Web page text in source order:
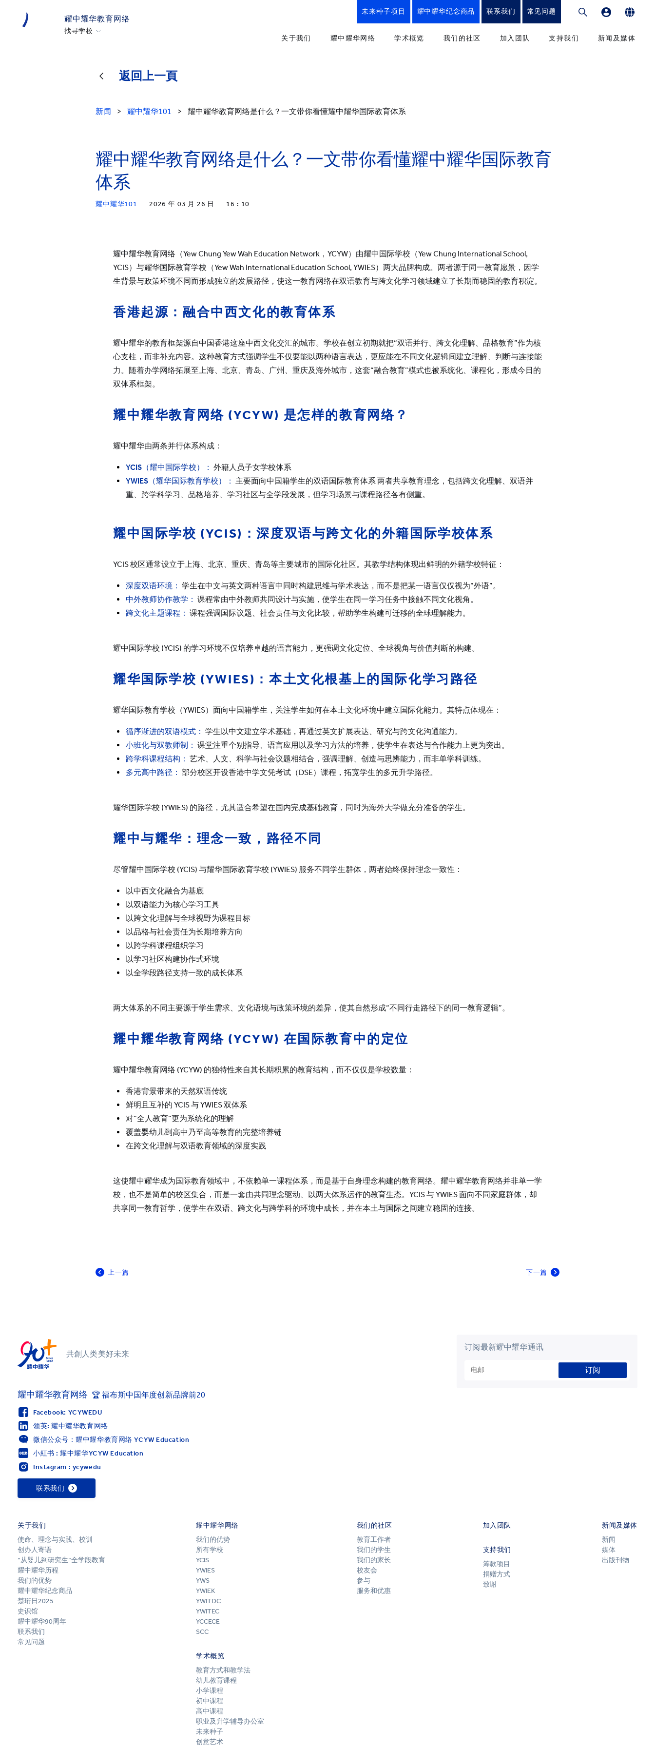
耀中耀华教育网络
找寻学校
美国硅谷耀中
耀中北京亦庄
上海耀中
北京亦庄耀华
广州耀华
重庆福地耀华幼儿园
上海碧云耀华幼儿园
上海临港耀华幼儿园
上海耀华婴幼儿探索中心
萨默塞特文化中心
所有耀中耀华学校
未来种子项目 耀中耀华纪念商品 联系我们 常见问题
关于我们
耀中耀华纪念商品
耀中耀华网络
幼儿园
小学
YWS
YWITEC
YCCECE
学术概览
职业及升学辅导办公室
联络我们
我们的社区
服务和优惠
加入团队 支持我们
捐款到耀中幼教学院
新闻及媒体
返回上一頁
新闻 > 耀中耀华101 > 耀中耀华教育网络是什么？一文带你看懂耀中耀华国际教育体系
耀中耀华教育网络是什么？一文带你看懂耀中耀华国际教育
体系
耀中耀华101 2026 年 03 月 26 日 16 : 10
耀中耀华教育网络（Yew Chung Yew Wah Education Network，YCYW）由耀中国际学校（Yew Chung International School,
YCIS）与耀华国际教育学校（Yew Wah International Education School, YWIES）两大品牌构成。两者源于同一教育愿景，因学
生背景与政策环境不同而形成独立的发展路径，使这一教育网络在双语教育与跨文化学习领域建立了长期而稳固的教育积淀。
香港起源：融合中西文化的教育体系
耀中耀华的教育框架源自中国香港这座中西文化交汇的城市。学校在创立初期就把“双语并行、跨文化理解、品格教育”作为核
心支柱，而非补充内容。这种教育方式强调学生不仅要能以两种语言表达，更应能在不同文化逻辑间建立理解、判断与连接能
力。随着办学网络拓展至上海、北京、青岛、广州、重庆及海外城市，这套“融合教育”模式也被系统化、课程化，形成今日的
双体系框架。
耀中耀华教育网络 (YCYW) 是怎样的教育网络？
耀中耀华由两条并行体系构成：
YCIS（耀中国际学校）： 外籍人员子女学校体系
YWIES（耀华国际教育学校）： 主要面向中国籍学生的双语国际教育体系 两者共享教育理念，包括跨文化理解、双语并
重、跨学科学习、品格培养、学习社区与全学段发展，但学习场景与课程路径各有侧重。
耀中国际学校 (YCIS) ：深度双语与跨文化的外籍国际学校体系
YCIS 校区通常设立于上海、北京、重庆、青岛等主要城市的国际化社区。其教学结构体现出鲜明的外籍学校特征：
深度双语环境： 学生在中文与英文两种语言中同时构建思维与学术表达，而不是把某一语言仅仅视为“外语”。
中外教师协作教学： 课程常由中外教师共同设计与实施，使学生在同一学习任务中接触不同文化视角。
跨文化主题课程： 课程强调国际议题、社会责任与文化比较，帮助学生构建可迁移的全球理解能力。
耀中国际学校 (YCIS) 的学习环境不仅培养卓越的语言能力，更强调文化定位、全球视角与价值判断的构建。
耀华国际学校 (YWIES) ：本土文化根基上的国际化学习路径
耀华国际教育学校（YWIES）面向中国籍学生，关注学生如何在本土文化环境中建立国际化能力。其特点体现在：
循序渐进的双语模式： 学生以中文建立学术基础，再通过英文扩展表达、研究与跨文化沟通能力。
小班化与双教师制： 课堂注重个别指导、语言应用以及学习方法的培养，使学生在表达与合作能力上更为突出。
跨学科课程结构： 艺术、人文、科学与社会议题相结合，强调理解、创造与思辨能力，而非单学科训练。
多元高中路径： 部分校区开设香港中学文凭考试（DSE）课程，拓宽学生的多元升学路径。
耀华国际学校 (YWIES) 的路径，尤其适合希望在国内完成基础教育，同时为海外大学做充分准备的学生。
耀中与耀华：理念一致，路径不同
尽管耀中国际学校 (YCIS) 与耀华国际教育学校 (YWIES) 服务不同学生群体，两者始终保持理念一致性：
以中西文化融合为基底
以双语能力为核心学习工具
以跨文化理解与全球视野为课程目标
以品格与社会责任为长期培养方向
以跨学科课程组织学习
以学习社区构建协作式环境
以全学段路径支持一致的成长体系
两大体系的不同主要源于学生需求、文化语境与政策环境的差异，使其自然形成“不同行走路径下的同一教育逻辑”。
耀中耀华教育网络 (YCYW) 在国际教育中的定位
耀中耀华教育网络 (YCYW) 的独特性来自其长期积累的教育结构，而不仅仅是学校数量：
香港背景带来的天然双语传统
鲜明且互补的 YCIS 与 YWIES 双体系
对“全人教育”更为系统化的理解
覆盖婴幼儿到高中乃至高等教育的完整培养链
在跨文化理解与双语教育领域的深度实践
这使耀中耀华成为国际教育领域中，不依赖单一课程体系，而是基于自身理念构建的教育网络。耀中耀华教育网络并非单一学
校，也不是简单的校区集合，而是一套由共同理念驱动、以两大体系运作的教育生态。YCIS 与 YWIES 面向不同家庭群体，却
共享同一教育哲学，使学生在双语、跨文化与跨学科的环境中成长，并在本土与国际之间建立稳固的连接。
上一篇 下一篇
共創人类美好未来
耀中耀华教育网络 🏆 福布斯中国年度创新品牌前20
Facebook: YCYWEDU
领英: 耀中耀华教育网络
微信公众号：耀中耀华教育网络 YCYW Education
小紅书 : 耀中耀华YCYW Education
Instagram : ycywedu
联系我们
订阅最新耀中耀华通讯
订阅
关于我们
使命、理念与实践、校训
创办人寄语
“从婴儿到研究生”全学段教育
耀中耀华历程
我们的优势
耀中耀华纪念商品
楚珩日2025
史识馆
耀中耀华90周年
联系我们
常见问题
耀中耀华网络
我们的优势
所有学校
YCIS
YWIES
YWS
YWIEK
YWITDC
YWITEC
YCCECE
SCC
学术概览
教育方式和教学法
幼儿教育课程
小学课程
初中课程
高中课程
职业及升学辅导办公室
未来种子
创意艺术
我们的社区
教育工作者
我们的学生
我们的家长
校友会
参与
服务和优惠
加入团队
支持我们
筹款项目
捐赠方式
致谢
新闻及媒体
新闻
媒体
出版刊物